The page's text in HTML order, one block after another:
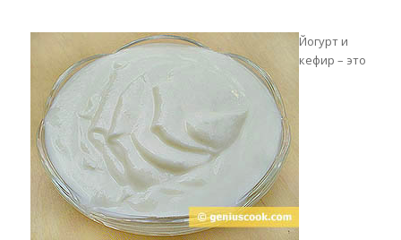
Йогурт и
кефир – это